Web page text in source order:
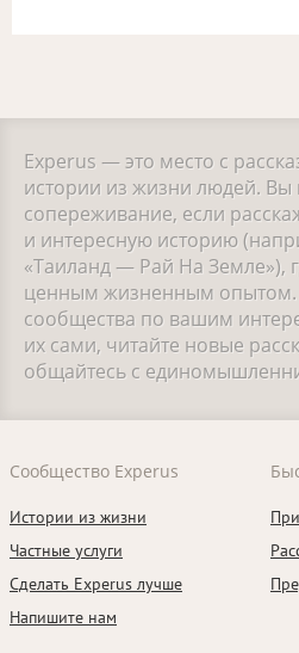
Experus — это место с
истории из жизни людей. Вы
сопереживание, если
и интересную историю
«Таиланд — Рай На Земле»),
ценным жизненным опытом.
сообщества по вашим
их сами, читайте новые
общайтесь с
Сообщество Experus
Истории из жизни
Частные услуги
Сделать Experus лучше
Напишите нам